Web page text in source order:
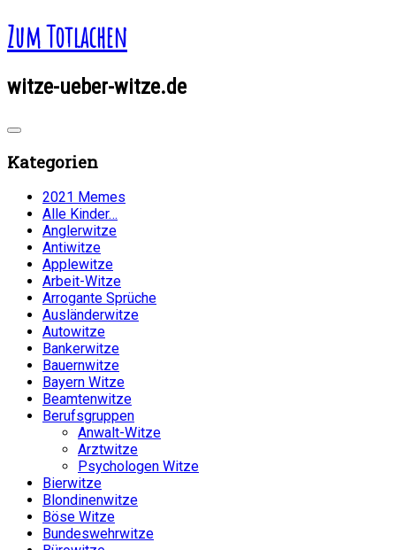
Zum Totlachen
witze-ueber-witze.de
Kategorien
2021 Memes
Alle Kinder…
Anglerwitze
Antiwitze
Applewitze
Arbeit-Witze
Arrogante Sprüche
Ausländerwitze
Autowitze
Bankerwitze
Bauernwitze
Bayern Witze
Beamtenwitze
Berufsgruppen
Anwalt-Witze
Arztwitze
Psychologen Witze
Bierwitze
Blondinenwitze
Böse Witze
Bundeswehrwitze